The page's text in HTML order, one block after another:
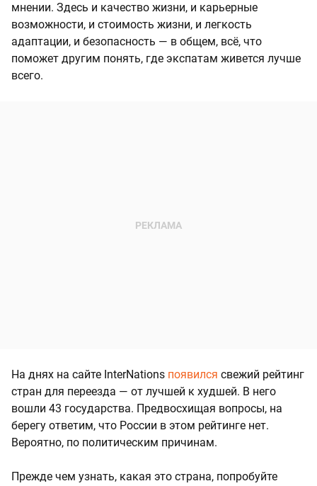
мнении. Здесь и качество жизни, и карьерные
возможности, и стоимость жизни, и легкость
адаптации, и безопасность — в общем, всё, что
поможет другим понять, где экспатам живется лучше
всего.
На днях на сайте InterNations появился свежий рейтинг
стран для переезда — от лучшей к худшей. В него
вошли 43 государства. Предвосхищая вопросы, на
берегу ответим, что России в этом рейтинге нет.
Вероятно, по политическим причинам.
Прежде чем узнать, какая это страна, попробуйте